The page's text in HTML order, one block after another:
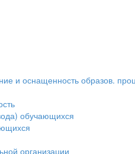
и оснащенность образов.
обучающихся
организации